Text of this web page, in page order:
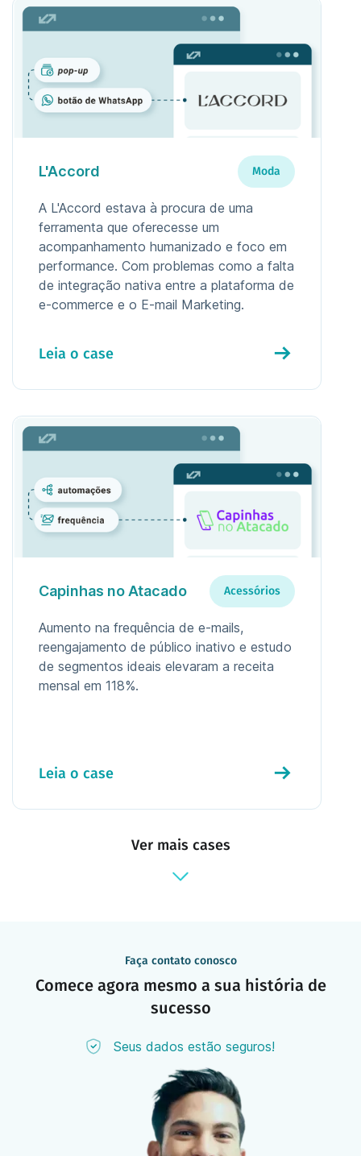
L'Accord Moda
A L'Accord estava à procura de uma
ferramenta que oferecesse um
acompanhamento humanizado e foco em
performance. Com problemas como a falta
de integração nativa entre a plataforma de
e-commerce e o E-mail Marketing.
Leia o case
Capinhas no Atacado Acessórios
Aumento na frequência de e-mails,
reengajamento de público inativo e estudo
de segmentos ideais elevaram a receita
mensal em 118%.
Leia o case
Ver mais cases
Faça contato conosco
Comece agora mesmo a sua história de
sucesso
Seus dados estão seguros!